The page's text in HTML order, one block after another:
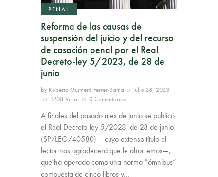
PENAL
Reforma de las causas de
suspensión del juicio y del recurso
de casación penal por el Real
Decreto-ley 5/2023, de 28 de
junio
by Roberto Guimerá Ferrer-Sama
julio 28, 2023
3208 Vistas 0 Comentarios
A finales del pasado mes de junio se publicó
el Real Decreto-ley 5/2023, de 28 de junio
(SP/LEG/40580) —cuyo extenso título el
lector nos agradecerá que le ahorremos—,
que ha operado como una norma “ómnibus”
compuesta de cinco libros y…